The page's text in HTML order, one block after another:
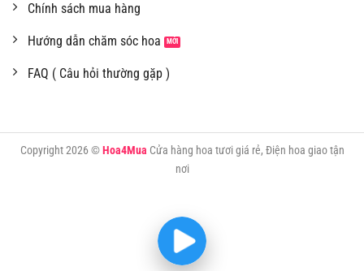
Chính sách mua hàng
Hướng dẫn chăm sóc hoa
FAQ ( Câu hỏi thường gặp )
Copyright 2026 ©Hoa4Mua Cửa hàng hoa tươi giá rẻ, Điện hoa giao tận
nơi